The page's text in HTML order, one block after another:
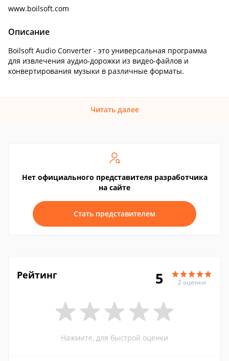
www.boilsoft.com
Описание
Boilsoft Audio Converter - это универсальная программа
для извлечения аудио-дорожки из видео-файлов и
конвертирования музыки в различные форматы.
Читать далее
Нет официального представителя разработчика
на сайте
Стать представителем
Рейтинг 5 2 оценки
Нажмите, для быстрой оценки